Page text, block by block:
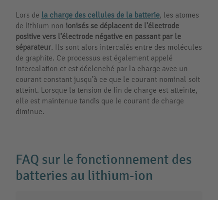
Lors de la charge des cellules de la batterie, les atomes
de lithium non ionisés se déplacent de l’électrode
positive vers l’électrode négative en passant par le
séparateur. Ils sont alors intercalés entre des molécules
de graphite. Ce processus est également appelé
intercalation et est déclenché par la charge avec un
courant constant jusqu’à ce que le courant nominal soit
atteint. Lorsque la tension de fin de charge est atteinte,
elle est maintenue tandis que le courant de charge
diminue.
FAQ sur le fonctionnement des
batteries au lithium-ion